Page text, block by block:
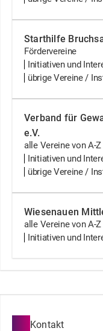
Starthilfe
Fördervereine
Initiativen und
übrige Vereine /
Verband für
e.V.
alle Vereine von A-Z
Initiativen und
übrige Vereine /
Wiesenauen
alle Vereine von A-Z
Initiativen und
Kontakt